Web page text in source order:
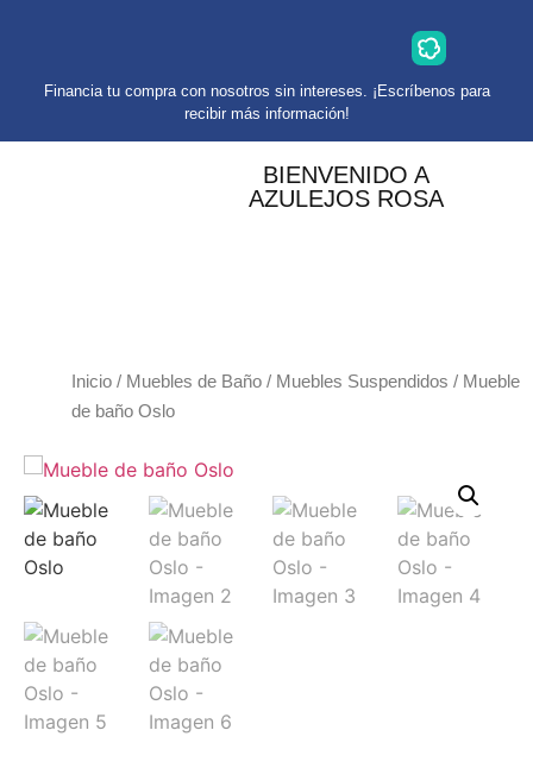
Financia tu compra con nosotros sin intereses. ¡Escríbenos para
recibir más información!
BIENVENIDO A
AZULEJOS ROSA
Inicio / Muebles de Baño / Muebles Suspendidos / Mueble
de baño Oslo